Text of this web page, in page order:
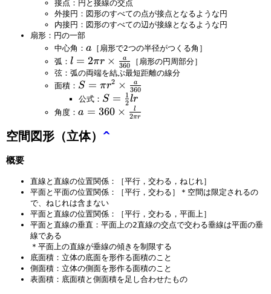
π
r
π
r
^
2
接点：円と接線の交点
外接円：図形のすべての点が接点となるような円
内接円：図形のすべての辺が接線となるような円
扇形：円の一部
中心角：a
a ［扇形で2つの半径がつくる角］
弧：l
=
2
π
r
{
c
a
{
3
0
}
}
l = 2πr × 360
a
［扇形の円周部分］
弦：弧の両端を結ぶ最短距離の線分
面積： S
=
π
^
\
fr
a
c
{
3
6
S = πr2 × 360
a
公式： S
=
\
c
1
2
}l
r
S = 2
1 lr
角度：a
3
×
{
\
fr
a
l
{
2
a = 360 × 2πr
l
空間図形（立体）^
概要
直線と直線の位置関係：［平行，交わる，ねじれ］
平面と平面の位置関係：［平行，交わる］＊空間は限定されるの
で、ねじれは含まない
平面と直線の位置関係：［平行，交わる，平面上］
平面と直線の垂直：平面上の2直線の交点で交わる垂線は平面の垂
線である
＊平面上の直線が垂線の傾きを制限する
底面積：立体の底面を形作る面積のこと
側面積：立体の側面を形作る面積のこと
表面積：底面積と側面積を足し合わせたもの